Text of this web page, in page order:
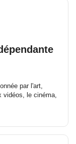
par l'art,
vidéos, le cinéma,